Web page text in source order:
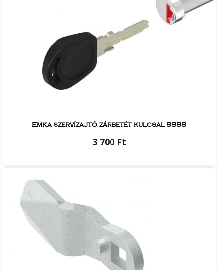
Emka szervízajtó zárbetét kulcsal 8888
3 700 Ft